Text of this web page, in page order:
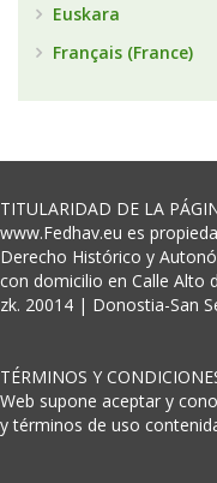
Euskara
Français (France)
TITULARIDAD DE LA
www.Fedhav.eu es
Derecho Histórico y
con domicilio en Calle Alto
zk. 20014 | Donostia-San
TÉRMINOS Y
Web supone aceptar y
y términos de uso